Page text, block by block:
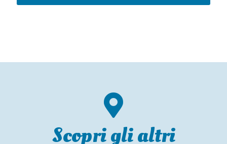
Scopri gli altri